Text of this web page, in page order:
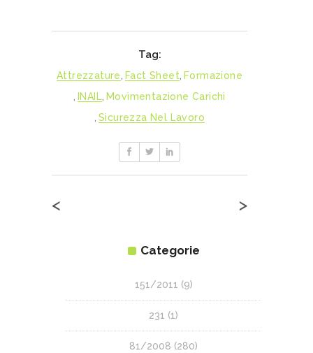
Tag:
Attrezzature Fact Sheet, Formazione
INAIL Movimentazione Carichi
Sicurezza Nel Lavoro
< >
Categorie
151/2011 (9)
231 (1)
81/2008 (280)